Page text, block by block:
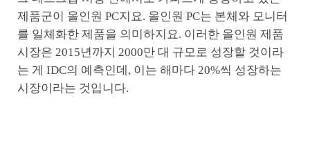
제품군이 올인원 PC지요. 올인원 PC는 본체와 모니터
를 일체화한 제품을 의미하지요. 이러한 올인원 제품
시장은 2015년까지 2000만 대 규모로 성장할 것이라
는 게 IDC의 예측인데, 이는 해마다 20%씩 성장하는
시장이라는 것입니다.